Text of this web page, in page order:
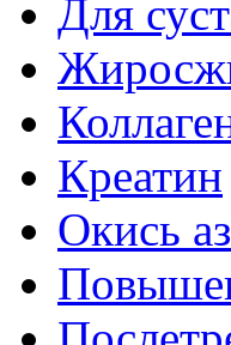
Для
Креатин
Окись